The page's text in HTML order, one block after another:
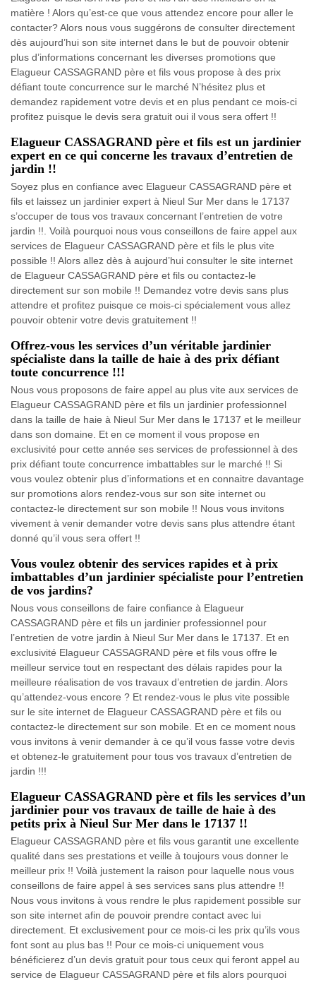
matière ! Alors qu’est-ce que vous attendez encore pour aller le
contacter? Alors nous vous suggérons de consulter directement
dès aujourd’hui son site internet dans le but de pouvoir obtenir
plus d’informations concernant les diverses promotions que
Elagueur CASSAGRAND père et fils vous propose à des prix
défiant toute concurrence sur le marché N’hésitez plus et
demandez rapidement votre devis et en plus pendant ce mois-ci
profitez puisque le devis sera gratuit oui il vous sera offert !!
Elagueur CASSAGRAND père et fils est un jardinier
expert en ce qui concerne les travaux d’entretien de
jardin !!
Soyez plus en confiance avec Elagueur CASSAGRAND père et
fils et laissez un jardinier expert à Nieul Sur Mer dans le 17137
s’occuper de tous vos travaux concernant l’entretien de votre
jardin !!. Voilà pourquoi nous vous conseillons de faire appel aux
services de Elagueur CASSAGRAND père et fils le plus vite
possible !! Alors allez dès à aujourd’hui consulter le site internet
de Elagueur CASSAGRAND père et fils ou contactez-le
directement sur son mobile !! Demandez votre devis sans plus
attendre et profitez puisque ce mois-ci spécialement vous allez
pouvoir obtenir votre devis gratuitement !!
Offrez-vous les services d’un véritable jardinier
spécialiste dans la taille de haie à des prix défiant
toute concurrence !!!
Nous vous proposons de faire appel au plus vite aux services de
Elagueur CASSAGRAND père et fils un jardinier professionnel
dans la taille de haie à Nieul Sur Mer dans le 17137 et le meilleur
dans son domaine. Et en ce moment il vous propose en
exclusivité pour cette année ses services de professionnel à des
prix défiant toute concurrence imbattables sur le marché !! Si
vous voulez obtenir plus d’informations et en connaitre davantage
sur promotions alors rendez-vous sur son site internet ou
contactez-le directement sur son mobile !! Nous vous invitons
vivement à venir demander votre devis sans plus attendre étant
donné qu’il vous sera offert !!
Vous voulez obtenir des services rapides et à prix
imbattables d’un jardinier spécialiste pour l’entretien
de vos jardins?
Nous vous conseillons de faire confiance à Elagueur
CASSAGRAND père et fils un jardinier professionnel pour
l’entretien de votre jardin à Nieul Sur Mer dans le 17137. Et en
exclusivité Elagueur CASSAGRAND père et fils vous offre le
meilleur service tout en respectant des délais rapides pour la
meilleure réalisation de vos travaux d’entretien de jardin. Alors
qu’attendez-vous encore ? Et rendez-vous le plus vite possible
sur le site internet de Elagueur CASSAGRAND père et fils ou
contactez-le directement sur son mobile. Et en ce moment nous
vous invitons à venir demander à ce qu’il vous fasse votre devis
et obtenez-le gratuitement pour tous vos travaux d’entretien de
jardin !!!
Elagueur CASSAGRAND père et fils les services d’un
jardinier pour vos travaux de taille de haie à des
petits prix à Nieul Sur Mer dans le 17137 !!
Elagueur CASSAGRAND père et fils vous garantit une excellente
qualité dans ses prestations et veille à toujours vous donner le
meilleur prix !! Voilà justement la raison pour laquelle nous vous
conseillons de faire appel à ses services sans plus attendre !!
Nous vous invitons à vous rendre le plus rapidement possible sur
son site internet afin de pouvoir prendre contact avec lui
directement. Et exclusivement pour ce mois-ci les prix qu’ils vous
font sont au plus bas !! Pour ce mois-ci uniquement vous
bénéficierez d’un devis gratuit pour tous ceux qui feront appel au
service de Elagueur CASSAGRAND père et fils alors pourquoi